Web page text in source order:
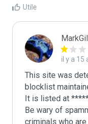
Utile
il y a 15
This site was
blocklist
It is listed at
Be wary of
criminals who